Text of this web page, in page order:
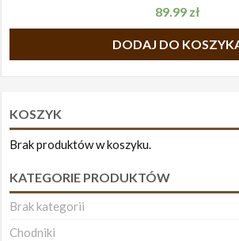
89.99 zł
DODAJ DO
KOSZYK
Brak produktów w koszyku.
KATEGORIE PRODUKTÓW
Brak kategorii
Chodniki